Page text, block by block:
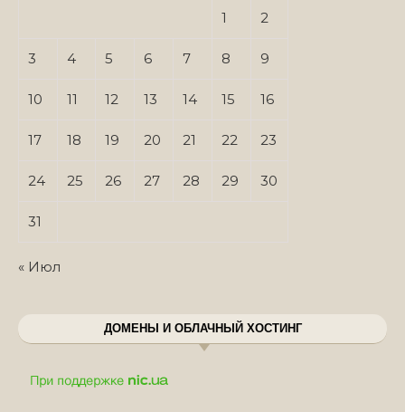
1 2
3 4 5 6 7 8 9
10 11 12 13 14 15 16
17 18 19 20 21 22 23
24 25 26 27 28 29 30
31
« Июл
ДОМЕНЫ И ОБЛАЧНЫЙ ХОСТИНГ